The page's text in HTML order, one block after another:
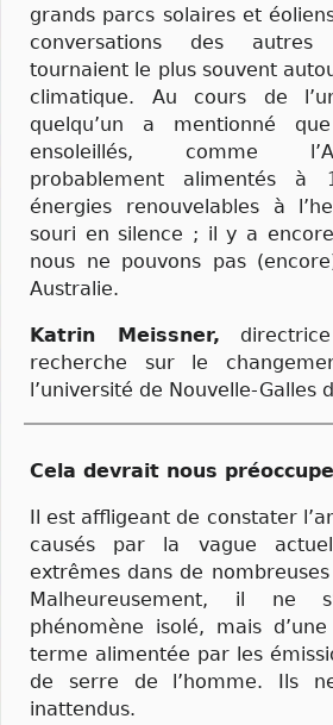
grands parcs solaires et
conversations des autres
tournaient le plus souvent
climatique. Au cours de
quelqu’un a mentionné
ensoleillés, comme
probablement alimentés
énergies renouvelables à
souri en silence ; il y a
nous ne pouvons pas
Australie.
Katrin Meissner,
recherche sur le
l’université de Nouvelle-Galles
Cela devrait nous
Il est affligeant de constater
causés par la vague
extrêmes dans de
Malheureusement, il ne
phénomène isolé, mais
terme alimentée par les
de serre de l’homme. Ils
inattendus.